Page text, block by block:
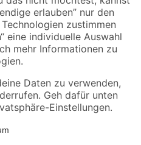
Die dargestellten Angebote sind unter
angegebenen Verfügbarkeiten beziehen
für Artikel mit Speditionsversand, hier